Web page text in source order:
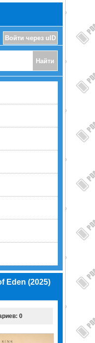
Войти через uID
Eden (2025)
0